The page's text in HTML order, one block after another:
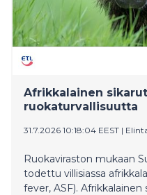
Afrikkalainen
ruokaturvallisuutta
31.7.2026 10:18:04 EEST |
Ruokaviraston mukaan
todettu villisiassa
fever, ASF).